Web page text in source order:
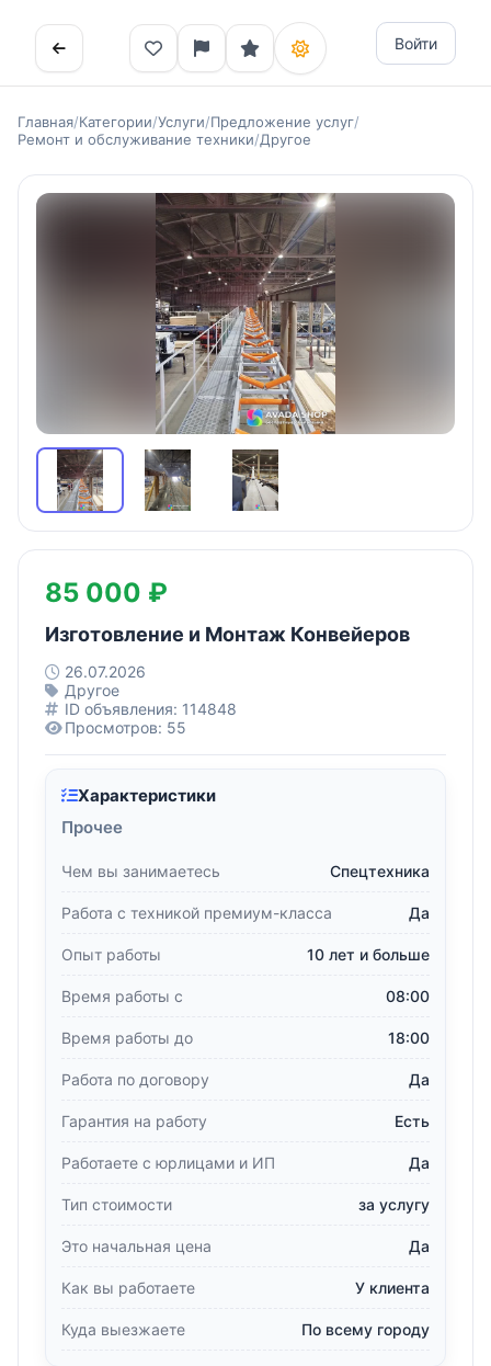
Войти
Главная/Категории/Услуги/Предложение услуг/
Ремонт и обслуживание техники/Другое
85 000 ₽
Изготовление и Монтаж Конвейеров
26.07.2026
Другое
ID объявления: 114848
Просмотров: 55
Характеристики
Прочее
Чем вы занимаетесь Спецтехника
Работа с техникой премиум-класса Да
Опыт работы 10 лет и больше
Время работы с 08:00
Время работы до 18:00
Работа по договору Да
Гарантия на работу Есть
Работаете с юрлицами и ИП Да
Тип стоимости за услугу
Это начальная цена Да
Как вы работаете У клиента
Куда выезжаете По всему городу